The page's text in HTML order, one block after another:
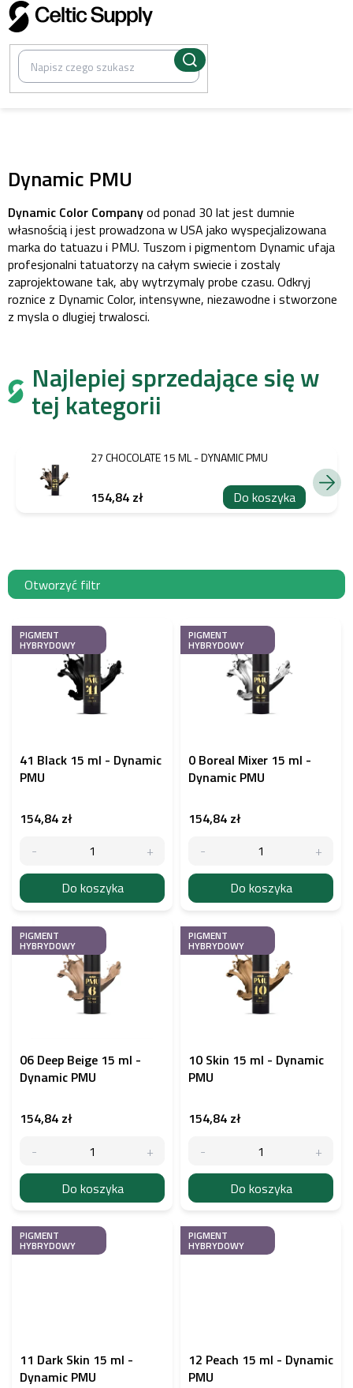
Przejść
do
treści
Dynamic PMU
Dynamic Color Companyod ponad 30 lat jest dumnie
własnością i jest prowadzona w USA jako wyspecjalizowana
marka do tatuazu i PMU. Tuszom i pigmentom Dynamic ufaja
profesjonalni tatuatorzy na całym swiecie i zostaly
zaprojektowane tak, aby wytrzymaly probe czasu. Odkryj
roznice z Dynamic Color, intensywne, niezawodne i stworzone
z mysla o dlugiej trwalosci.
Najlepiej sprzedające się w
tej kategorii
27 CHOCOLATE 15 ML - DYNAMIC PMU
154,84 zł Do koszyka
Otworzyć filtr
L
s
PIGMENT
HYBRYDOWY
41 Black 15 ml - Dynamic
PMU
154,84 zł
Do koszyka
PIGMENT
HYBRYDOWY
0 Boreal Mixer 15 ml -
Dynamic PMU
154,84 zł
Do koszyka
PIGMENT
HYBRYDOWY
06 Deep Beige 15 ml -
Dynamic PMU
154,84 zł
Do koszyka
PIGMENT
HYBRYDOWY
10 Skin 15 ml - Dynamic
PMU
154,84 zł
Do koszyka
PIGMENT
HYBRYDOWY
11 Dark Skin 15 ml -
Dynamic PMU
PIGMENT
HYBRYDOWY
12 Peach 15 ml - Dynamic
PMU